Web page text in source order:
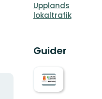
Upplands
lokaltrafik
Guider